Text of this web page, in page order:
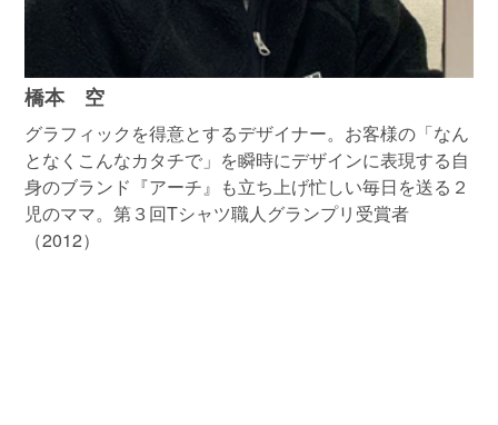
橋本 空
グラフィックを得意とするデザイナー。お客様の「なん
となくこんなカタチで」を瞬時にデザインに表現する自
身のブランド『アーチ』も立ち上げ忙しい毎日を送る２
児のママ。第３回Tシャツ職人グランプリ受賞者
（2012）